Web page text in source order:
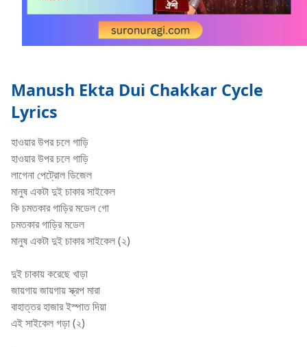
Manush Ekta Dui Chakkar Cycle
Lyrics
হাওয়ার উপর চলে গাড়ি
হাওয়ার উপর চলে গাড়ি
লাগেনা পেট্রোল ডিজেল
মানুষ একটা দুই চাকার সাইকেল
কি চমতকার গাড়ির মডেল গো
চমতকার গাড়ির মডেল
মানুষ একটা দুই চাকার সাইকেল (২)
দুই চাকায় করেছে খাড়া
জায়গায় জায়গায় স্ক্রপ মারা
বাহাত্তর হাজার ইস্পাত দিয়া
এই সাইকেল গড়া (২)